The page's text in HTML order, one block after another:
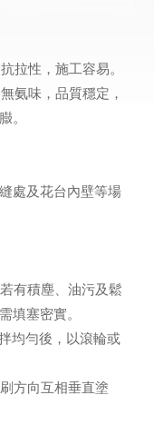
拉性，施工容易。
氨味，品質穩定，
。
處及花台內壁等場
有積塵、油污及鬆
填塞密實。
均勻後，以滾輪或
方向互相垂直塗